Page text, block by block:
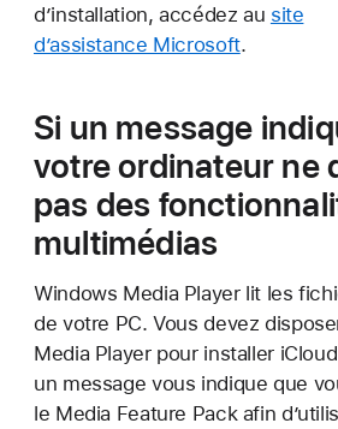
d’installation, accédez au site
d’assistance Microsoft.
Si un message
votre ordinateur ne
pas des
multimédias
Windows Media Player lit les
de votre PC. Vous devez
Media Player pour installer
un message vous indique que
le Media Feature Pack afin